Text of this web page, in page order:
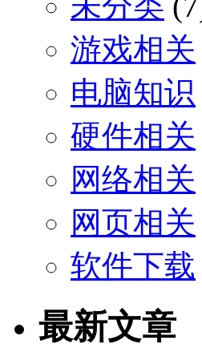
游戏相关
电脑知识
硬件相关
网络相关
网页相关
软件下载
最新文章